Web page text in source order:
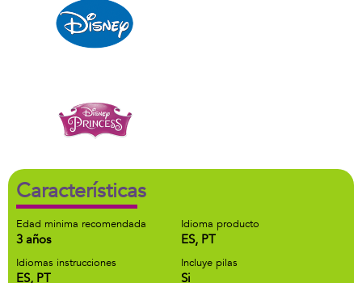
Características
Edad minima recomendada
3 años
Idioma producto
ES, PT
Idiomas instrucciones
ES, PT
Incluye pilas
Si